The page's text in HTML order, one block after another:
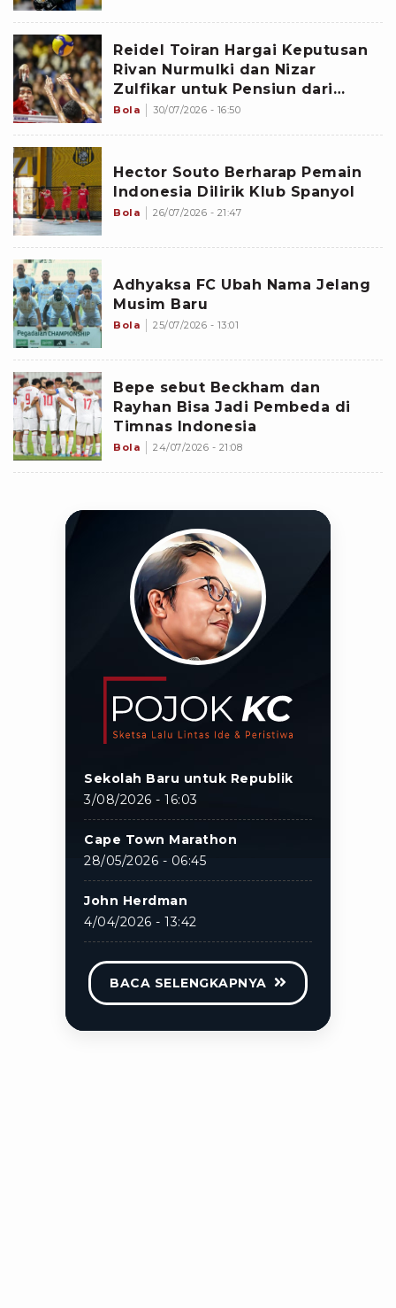
Reidel Toiran Hargai Keputusan
Rivan Nurmulki dan Nizar
Zulfikar untuk Pensiun dari
Timnas Voli Indonesia
Bola 30/07/2026 - 16:50
Hector Souto Berharap Pemain
Indonesia Dilirik Klub Spanyol
Bola 26/07/2026 - 21:47
Adhyaksa FC Ubah Nama Jelang
Musim Baru
Bola 25/07/2026 - 13:01
Bepe sebut Beckham dan
Rayhan Bisa Jadi Pembeda di
Timnas Indonesia
Bola 24/07/2026 - 21:08
Sekolah Baru untuk Republik
3/08/2026 - 16:03
Cape Town Marathon
28/05/2026 - 06:45
John Herdman
4/04/2026 - 13:42
BACA SELENGKAPNYA